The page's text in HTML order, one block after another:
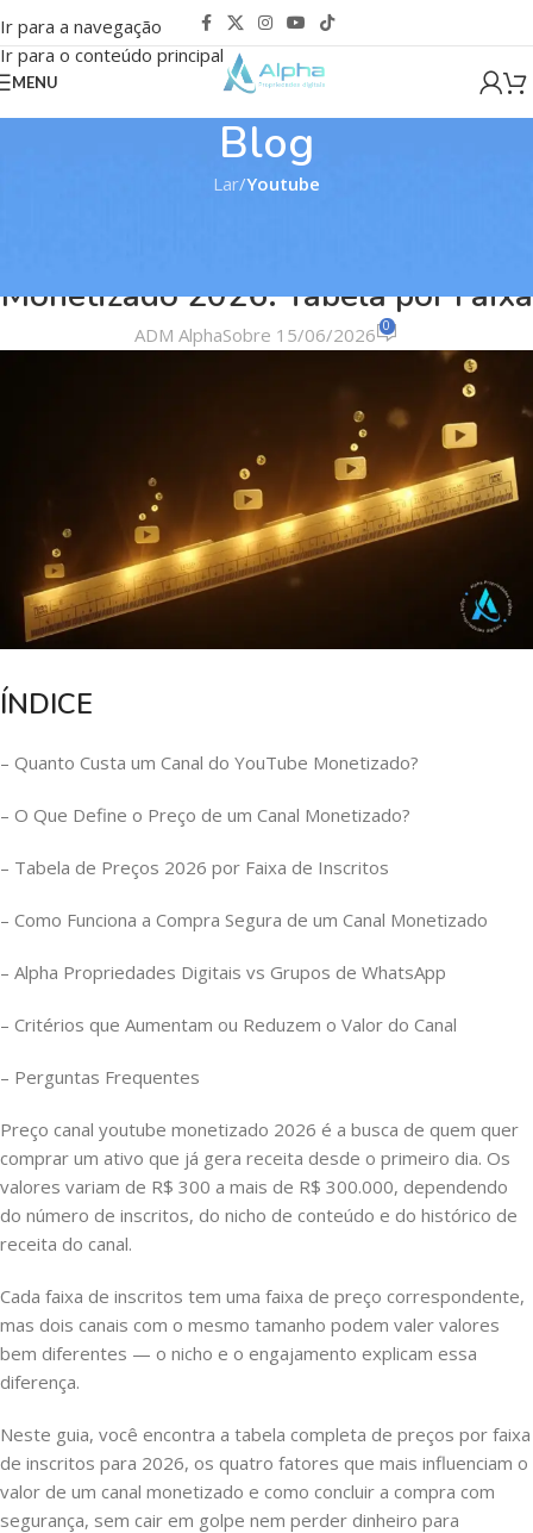
Ir para a navegação
Ir para o conteúdo principal
MENU
Blog
Lar/Youtube
Monetizado 2026: Tabela por Faixa
ADM AlphaSobre 15/06/2026 0
ÍNDICE
– Quanto Custa um Canal do YouTube Monetizado?
– O Que Define o Preço de um Canal Monetizado?
– Tabela de Preços 2026 por Faixa de Inscritos
– Como Funciona a Compra Segura de um Canal Monetizado
– Alpha Propriedades Digitais vs Grupos de WhatsApp
– Critérios que Aumentam ou Reduzem o Valor do Canal
– Perguntas Frequentes
Preço canal youtube monetizado 2026 é a busca de quem quer
comprar um ativo que já gera receita desde o primeiro dia. Os
valores variam de R$ 300 a mais de R$ 300.000, dependendo
do número de inscritos, do nicho de conteúdo e do histórico de
receita do canal.
Cada faixa de inscritos tem uma faixa de preço correspondente,
mas dois canais com o mesmo tamanho podem valer valores
bem diferentes — o nicho e o engajamento explicam essa
diferença.
Neste guia, você encontra a tabela completa de preços por faixa
de inscritos para 2026, os quatro fatores que mais influenciam o
valor de um canal monetizado e como concluir a compra com
segurança, sem cair em golpe nem perder dinheiro para